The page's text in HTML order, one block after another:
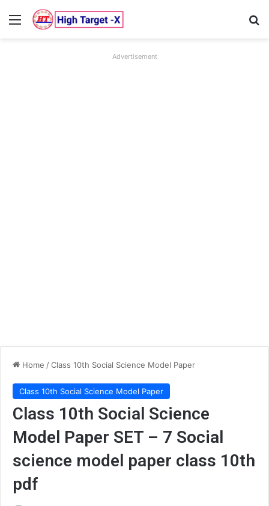
Menu
Advertisement
Home /Class 10th Social Science Model Paper
Class 10th Social Science Model Paper
Class 10th Social Science
Model Paper SET – 7 Social
science model paper class 10th
pdf